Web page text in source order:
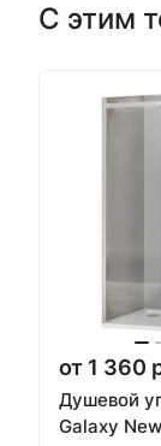
С этим
от 1 360
Душевой
Galaxy